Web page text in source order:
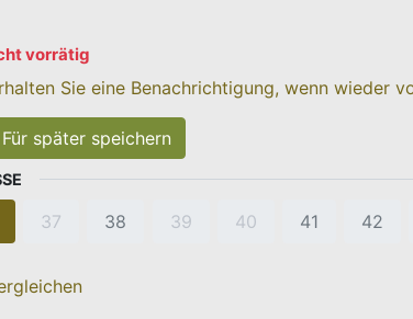
vorrätig
Sie eine Benachrichtigung, wenn wieder
Für später speichern
37 38 39 40 41 42